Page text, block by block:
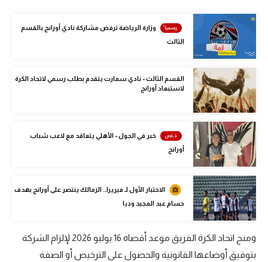
رياضات أخرى
أمم إفريقيا
كرة السلة الأمريكية
كرة سلة
كرة يد
كرة طائرة
الوطن العربي
في المونديال
رياضة نسائية
أمريكا
وزارة الرياضة ترفض مشاركة نادي أورانج بالقسم
الثالث
القسم الثالث - نادي سمارت يتقدم بطلب رسمي لاتحاد الكرة
لاستبعاد أورانج
خبر في الجول - الأهلي يتعاقد مع لاعب شباب
أورانج
الاختبار الأول لـ فيريرا.. الزمالك ينتصر على أورانج بهدف
حسام عبد المجيد وديا
ومنح اتحاد الكرة الفريق موعد أقصاه 16 يوليو 2026 لإلزام الشركة
بتوفيق أوضاعها القانونية والحصول على الترخيص أو الصفة